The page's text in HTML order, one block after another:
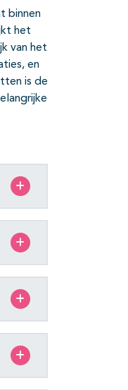
binnen
het
van het
en
is de